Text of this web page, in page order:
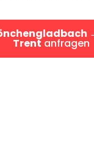
Trent anfragen